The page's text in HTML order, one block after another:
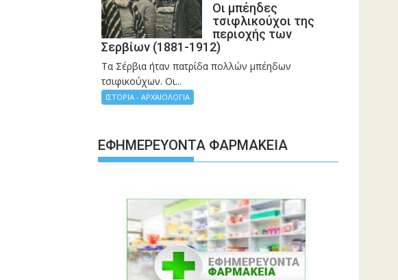
Οι μπέηδες
τσιφλικούχοι της
περιοχής των
Σερβίων (1881-1912)
Τα Σέρβια ήταν πατρίδα πολλών μπέηδων
τσιφικούχων. Οι...
ΙΣΤΟΡΙΑ - ΑΡΧΑΙΟΛΟΓΙΑ
ΕΦΗΜΕΡΕΎΟΝΤΑ ΦΑΡΜΑΚΕΊΑ